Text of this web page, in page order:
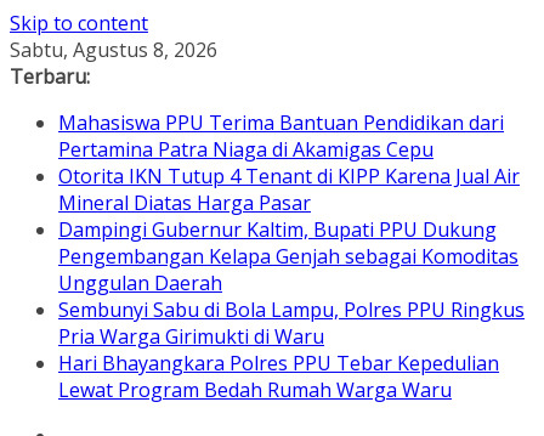
Skip to content
Sabtu, Agustus 8, 2026
Terbaru:
Mahasiswa PPU Terima Bantuan Pendidikan dari
Pertamina Patra Niaga di Akamigas Cepu
Otorita IKN Tutup 4 Tenant di KIPP Karena Jual Air
Mineral Diatas Harga Pasar
Dampingi Gubernur Kaltim, Bupati PPU Dukung
Pengembangan Kelapa Genjah sebagai Komoditas
Unggulan Daerah
Sembunyi Sabu di Bola Lampu, Polres PPU Ringkus
Pria Warga Girimukti di Waru
Hari Bhayangkara Polres PPU Tebar Kepedulian
Lewat Program Bedah Rumah Warga Waru